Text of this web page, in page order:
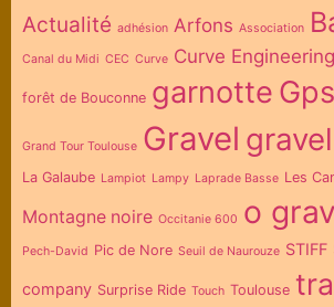
Actualité adhésion Arfons Association
Canal du Midi CEC Curve Curve Engineering
forêt de Bouconne garnotte Gps
Grand Tour Toulouse Gravel
La Galaube Lampiot Lampy Laprade Basse Les
Montagne noire Occitanie 600 o
Pech-David Pic de Nore Seuil de Naurouze STIFF
company Surprise Ride Touch Toulouse